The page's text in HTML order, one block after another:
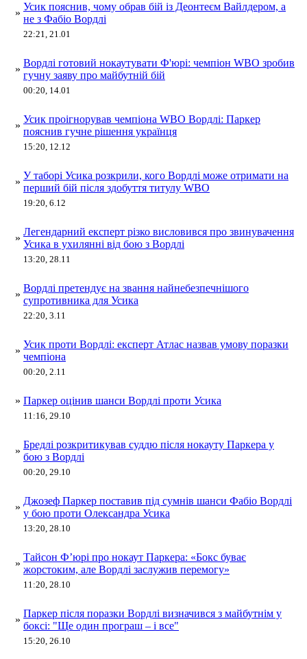
»
Усик пояснив, чому обрав бій із Деонтеєм Вайлдером, а
не з Фабіо Вордлі
22:21, 21.01
»
Вордлі готовий нокаутувати Ф'юрі: чемпіон WBO зробив
гучну заяву про майбутній бій
00:20, 14.01
»
Усик проігнорував чемпіона WBO Вордлі: Паркер
пояснив гучне рішення українця
15:20, 12.12
»
У таборі Усика розкрили, кого Вордлі може отримати на
перший бій після здобуття титулу WBO
19:20, 6.12
»
Легендарний експерт різко висловився про звинувачення
Усика в ухилянні від бою з Вордлі
13:20, 28.11
»
Вордлі претендує на звання найнебезпечнішого
супротивника для Усика
22:20, 3.11
»
Усик проти Вордлі: експерт Атлас назвав умову поразки
чемпіона
00:20, 2.11
» Паркер оцінив шанси Вордлі проти Усика
11:16, 29.10
»
Бредлі розкритикував суддю після нокауту Паркера у
бою з Вордлі
00:20, 29.10
»
Джозеф Паркер поставив під сумнів шанси Фабіо Вордлі
у бою проти Олександра Усика
13:20, 28.10
»
Тайсон Ф’юрі про нокаут Паркера: «Бокс буває
жорстоким, але Вордлі заслужив перемогу»
11:20, 28.10
»
Паркер після поразки Вордлі визначився з майбутнім у
боксі: "Ще один програш – і все"
15:20, 26.10